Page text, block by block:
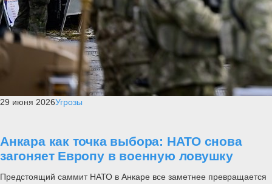
29 июня 2026Угрозы
Анкара как точка выбора: НАТО снова
загоняет Европу в военную ловушку
Предстоящий саммит НАТО в Анкаре все заметнее превращается